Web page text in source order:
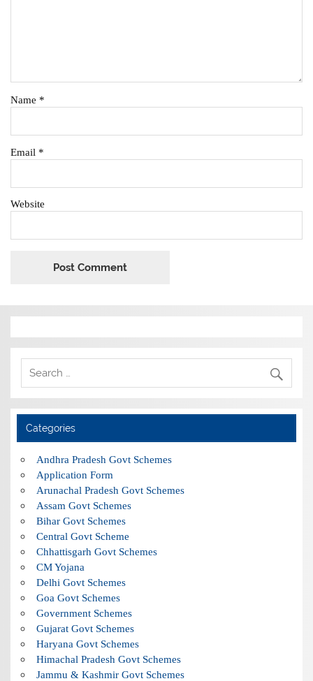
Name *
Email *
Website
Categories
Andhra Pradesh Govt Schemes
Application Form
Arunachal Pradesh Govt Schemes
Assam Govt Schemes
Bihar Govt Schemes
Central Govt Scheme
Chhattisgarh Govt Schemes
CM Yojana
Delhi Govt Schemes
Goa Govt Schemes
Government Schemes
Gujarat Govt Schemes
Haryana Govt Schemes
Himachal Pradesh Govt Schemes
Jammu & Kashmir Govt Schemes